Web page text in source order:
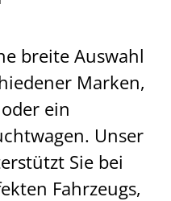
breite Auswahl
Marken,
ein
Unser
Sie bei
Fahrzeugs,